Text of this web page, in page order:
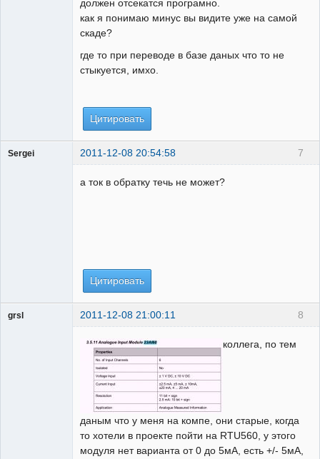
должен отсекатся програмно.
как я понимаю минус вы видите уже на самой
скаде?
где то при переводе в базе даных что то не
стыкуется, имхо.
Цитировать
7
Sergei 2011-12-08 20:54:58
а ток в обратку течь не может?
Цитировать
8
grsl 2011-12-08 21:00:11
коллега, по тем
даным что у меня на компе, они старые, когда
то хотели в проекте пойти на RTU560, у этого
модуля нет варианта от 0 до 5мА, есть +/- 5мА,